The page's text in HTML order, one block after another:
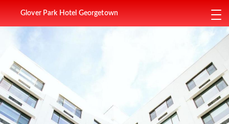
Glover Park Hotel Georgetown